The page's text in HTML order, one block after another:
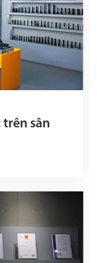
trên sân